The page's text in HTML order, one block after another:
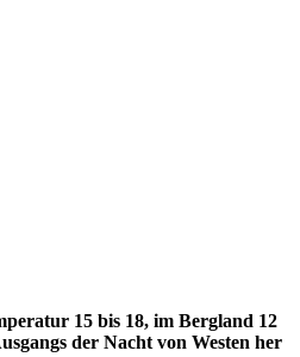
15 bis 18, im Bergland 12
der Nacht von Westen her